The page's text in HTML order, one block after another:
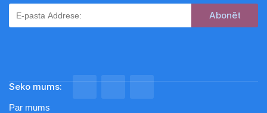
Subscribe
Seko mums:
Par mums